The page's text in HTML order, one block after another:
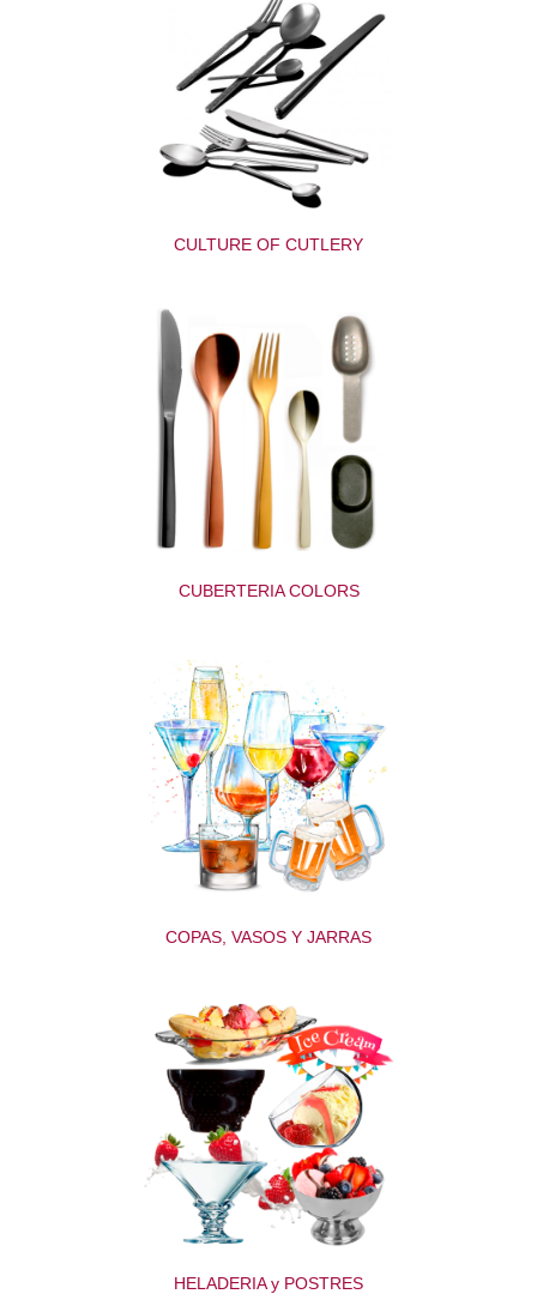
CULTURE OF CUTLERY
CUBERTERIA COLORS
COPAS, VASOS Y JARRAS
HELADERIA y POSTRES